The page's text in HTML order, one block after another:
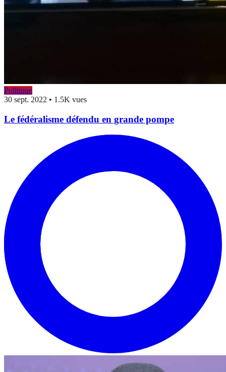
Politique
30 sept. 2022 • 1.5K vues
Le fédéralisme défendu en grande pompe